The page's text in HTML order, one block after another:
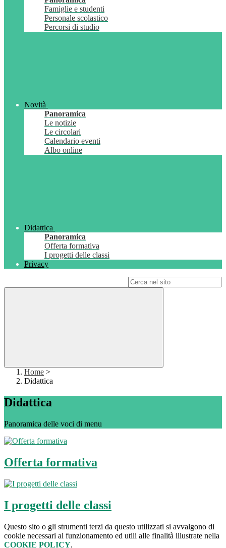
Famiglie e studenti
Personale scolastico
Percorsi di studio
Novità
Panoramica
Le notizie
Le circolari
Calendario eventi
Albo online
Didattica
Panoramica
Offerta formativa
I progetti delle classi
Privacy
Home >
Didattica
Didattica
Panoramica delle voci di menu
Offerta formativa
I progetti delle classi
Questo sito o gli strumenti terzi da questo utilizzati si avvalgono di
cookie necessari al funzionamento ed utili alle finalità illustrate nella
COOKIE POLICY.